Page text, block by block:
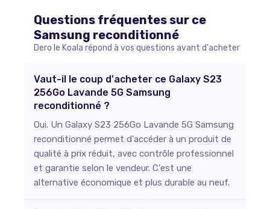
Questions fréquentes sur ce
Samsung reconditionné
Dero le Koala répond à vos questions avant d'acheter
Vaut-il le coup d'acheter ce Galaxy S23
256Go Lavande 5G Samsung
reconditionné ?
Oui. Un Galaxy S23 256Go Lavande 5G Samsung
reconditionné permet d'accéder à un produit de
qualité à prix réduit, avec contrôle professionnel
et garantie selon le vendeur. C'est une
alternative économique et plus durable au neuf.